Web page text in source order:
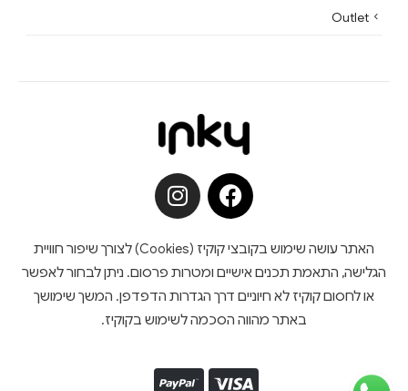
Outlet
האתר עושה שימוש בקובצי קוקיז (Cookies) לצורך שיפור חוויית
הגלישה, התאמת תכנים אישיים ומטרות פרסום. ניתן לבחור לאפשר
או לחסום קוקיז לא חיוניים דרך הגדרות הדפדפן. המשך שימושך
באתר מהווה הסכמה לשימוש בקוקיז.